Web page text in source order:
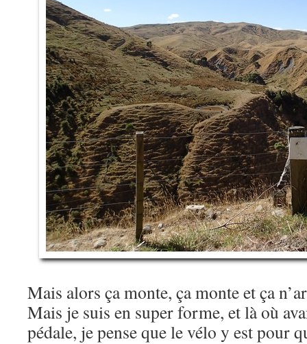
Mais alors ça monte, ça monte et ça
Mais je suis en super forme, et là où
pédale, je pense que le vélo y est pour